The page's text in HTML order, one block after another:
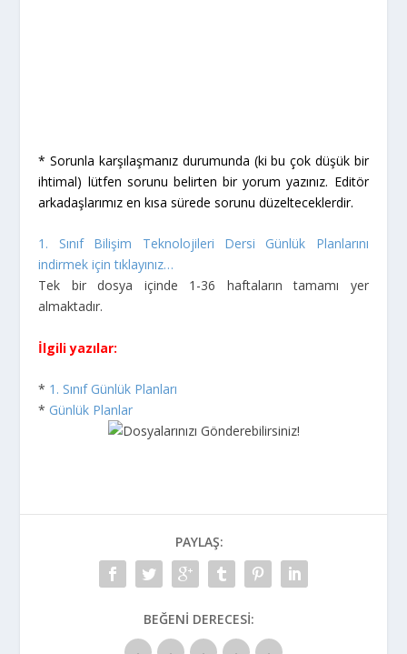
* Sorunla karşılaşmanız durumunda (ki bu çok düşük bir
ihtimal) lütfen sorunu belirten bir yorum yazınız. Editör
arkadaşlarımız en kısa sürede sorunu düzelteceklerdir.
1. Sınıf Bilişim Teknolojileri Dersi Günlük Planlarını
indirmek için tıklayınız…
Tek bir dosya içinde 1-36 haftaların tamamı yer
almaktadır.
İlgili yazılar:
* 1. Sınıf Günlük Planları
* Günlük Planlar
PAYLAŞ:
BEĞENI DERECESI: